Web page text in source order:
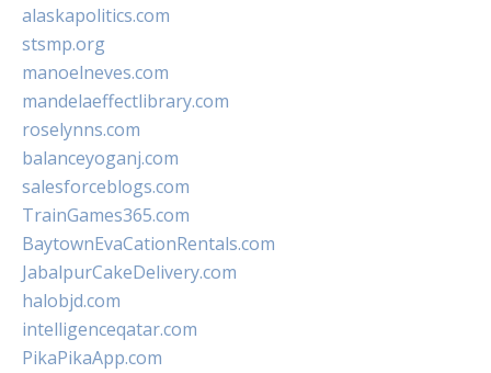
alaskapolitics.com
stsmp.org
manoelneves.com
mandelaeffectlibrary.com
roselynns.com
balanceyoganj.com
salesforceblogs.com
TrainGames365.com
BaytownEvaCationRentals.com
JabalpurCakeDelivery.com
halobjd.com
intelligenceqatar.com
PikaPikaApp.com